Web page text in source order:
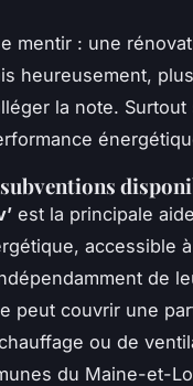
mentir : une
heureusement,
la note. Surtout
est la principale
accessible
de
peut couvrir une
ou de
du Maine-et-